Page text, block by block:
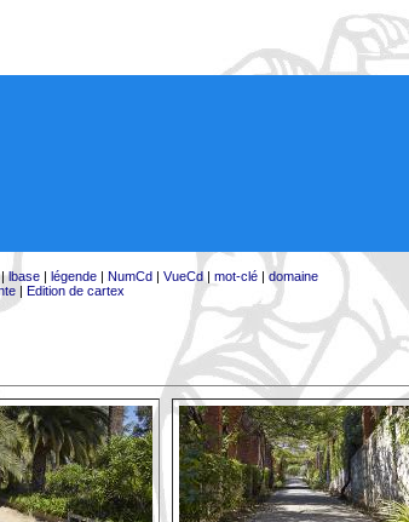
lbase| légende| NumCd| VueCd| mot-clé|domaine
| Edition de cartex